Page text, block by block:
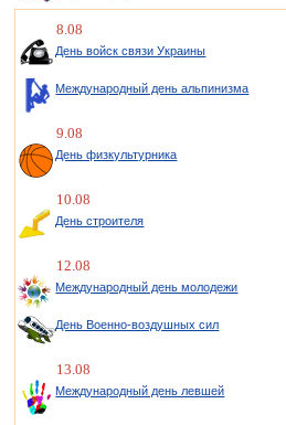
8.08
День войск связи Украины
Международный день альпинизма
9.08
День физкультурника
10.08
День строителя
12.08
Международный день молодежи
День Военно-воздушных сил
13.08
Международный день левшей